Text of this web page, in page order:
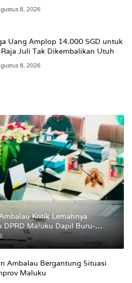
8, 2026
Uang Amplop 14.000 SGD untuk
Juli Tak Dikembalikan Utuh
8, 2026
Kritik Lemahnya
DPRD Maluku Dapil Buru-
Proses Perubahan Status
Ambalau Bergantung Situasi
Maluku